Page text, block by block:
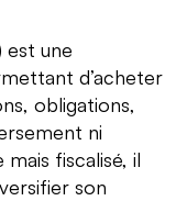
est une
d’acheter
obligations,
ni
fiscalisé, il
son